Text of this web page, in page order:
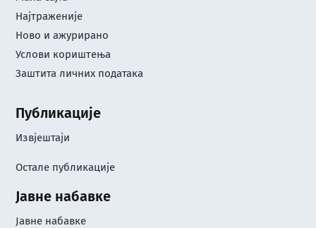
Најтраженије
Ново и ажурирано
Услови кориштењa
Заштита личних података
Публикације
Извјештаји
Остале публикације
Јавне набавке
Јавне набавке